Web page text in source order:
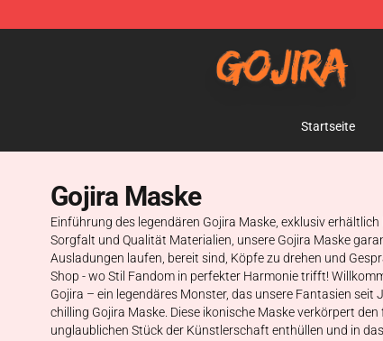
Startseite
Gojira Maske
Einführung des legendären Gojira Maske, exklusiv
Sorgfalt und Qualität Materialien, unsere Gojira Maske
Ausladungen laufen, bereit sind, Köpfe zu drehen und
Shop - wo Stil Fandom in perfekter Harmonie trifft!
Gojira – ein legendäres Monster, das unsere Fantasien
chilling Gojira Maske. Diese ikonische Maske verkörpert
unglaublichen Stück der Künstlerschaft enthüllen und in